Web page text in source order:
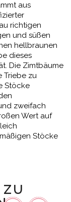
aus
richtigen
und süßen
hellbraunen
dieses
Die Zimtbäume
Triebe zu
Stöcke
zweifach
Wert auf
Stöcke